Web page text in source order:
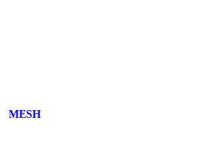
MESH